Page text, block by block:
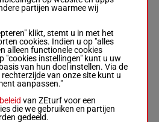
5p (22)
5p 12p 9p
5p 4p 5p
3p 1p 4p
9p 4p
partijen waarmee wij
klikt, stemt u in met het
cookies. Indien u op "alles
alleen functionele cookies
"cookies instellingen" kunt u uw
van hun doel instellen. Via de
van onze site kunt u
aanpassen."
van ZEturf voor een
die we gebruiken en partijen
gedeeld.